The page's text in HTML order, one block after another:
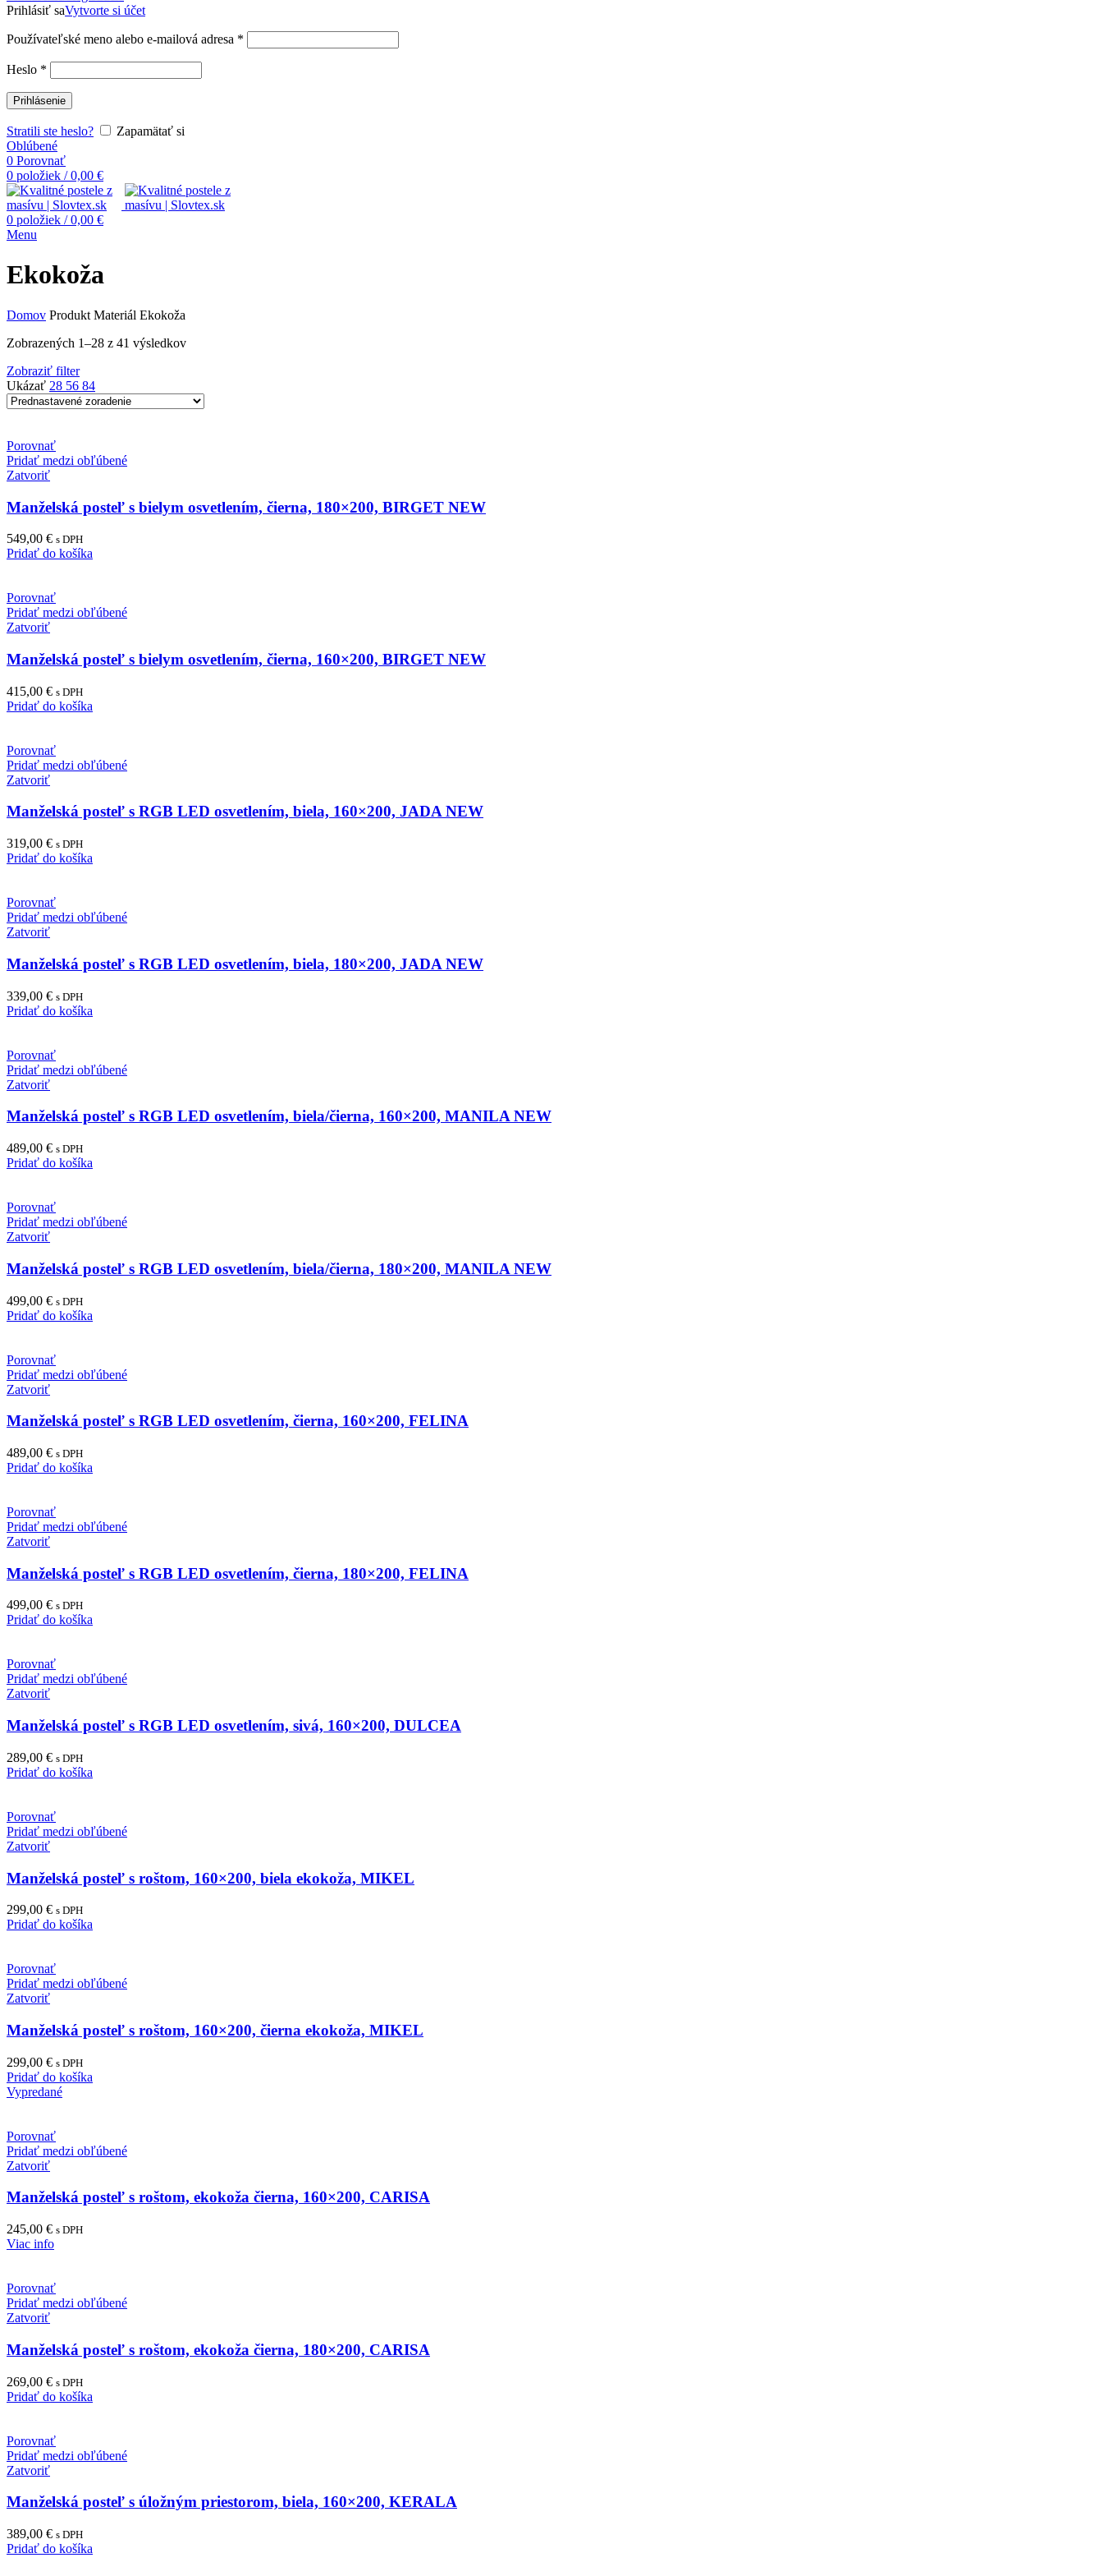
Prihlásiť saVytvorte si účet
Používateľské meno alebo e-mailová adresa *
Heslo *
Prihlásenie
Stratili ste heslo?
Zapamätať si
Oblúbené
0 Porovnať
0 položiek / 0,00 €
0 položiek / 0,00 €
Menu
Ekokoža
Domov Produkt Materiál Ekokoža
Zobrazených 1–28 z 41 výsledkov
Zobraziť filter
Ukázať 28 56 84
Porovnať
Pridať medzi obľúbené
Zatvoriť
Manželská posteľ s bielym osvetlením, čierna, 180×200, BIRGET NEW
549,00 € s DPH
Pridať do košíka
Porovnať
Pridať medzi obľúbené
Zatvoriť
Manželská posteľ s bielym osvetlením, čierna, 160×200, BIRGET NEW
415,00 € s DPH
Pridať do košíka
Porovnať
Pridať medzi obľúbené
Zatvoriť
Manželská posteľ s RGB LED osvetlením, biela, 160×200, JADA NEW
319,00 € s DPH
Pridať do košíka
Porovnať
Pridať medzi obľúbené
Zatvoriť
Manželská posteľ s RGB LED osvetlením, biela, 180×200, JADA NEW
339,00 € s DPH
Pridať do košíka
Porovnať
Pridať medzi obľúbené
Zatvoriť
Manželská posteľ s RGB LED osvetlením, biela/čierna, 160×200, MANILA NEW
489,00 € s DPH
Pridať do košíka
Porovnať
Pridať medzi obľúbené
Zatvoriť
Manželská posteľ s RGB LED osvetlením, biela/čierna, 180×200, MANILA NEW
499,00 € s DPH
Pridať do košíka
Porovnať
Pridať medzi obľúbené
Zatvoriť
Manželská posteľ s RGB LED osvetlením, čierna, 160×200, FELINA
489,00 € s DPH
Pridať do košíka
Porovnať
Pridať medzi obľúbené
Zatvoriť
Manželská posteľ s RGB LED osvetlením, čierna, 180×200, FELINA
499,00 € s DPH
Pridať do košíka
Porovnať
Pridať medzi obľúbené
Zatvoriť
Manželská posteľ s RGB LED osvetlením, sivá, 160×200, DULCEA
289,00 € s DPH
Pridať do košíka
Porovnať
Pridať medzi obľúbené
Zatvoriť
Manželská posteľ s roštom, 160×200, biela ekokoža, MIKEL
299,00 € s DPH
Pridať do košíka
Porovnať
Pridať medzi obľúbené
Zatvoriť
Manželská posteľ s roštom, 160×200, čierna ekokoža, MIKEL
299,00 € s DPH
Pridať do košíka
Vypredané
Porovnať
Pridať medzi obľúbené
Zatvoriť
Manželská posteľ s roštom, ekokoža čierna, 160×200, CARISA
245,00 € s DPH
Viac info
Porovnať
Pridať medzi obľúbené
Zatvoriť
Manželská posteľ s roštom, ekokoža čierna, 180×200, CARISA
269,00 € s DPH
Pridať do košíka
Porovnať
Pridať medzi obľúbené
Zatvoriť
Manželská posteľ s úložným priestorom, biela, 160×200, KERALA
389,00 € s DPH
Pridať do košíka